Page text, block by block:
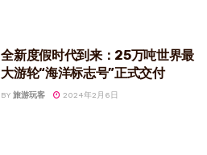
全新度假时代到来：25万吨世界最
大游轮“海洋标志号”正式交付
BY 旅游玩客 2024年2月6日